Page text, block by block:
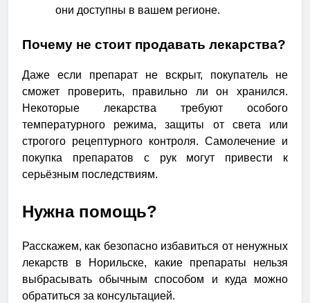
они доступны в вашем регионе.
Почему не стоит продавать лекарства?
Даже если препарат не вскрыт, покупатель не
сможет проверить, правильно ли он хранился.
Некоторые лекарства требуют особого
температурного режима, защиты от света или
строгого рецептурного контроля. Самолечение и
покупка препаратов с рук могут привести к
серьёзным последствиям.
Нужна помощь?
Расскажем, как безопасно избавиться от ненужных
лекарств в Норильске, какие препараты нельзя
выбрасывать обычным способом и куда можно
обратиться за консультацией.